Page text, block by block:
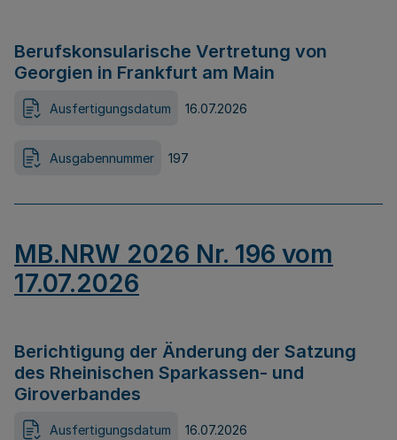
Berufskonsularische Vertretung von
Georgien in Frankfurt am Main
Ausfertigungsdatum 16.07.2026
Ausgabennummer 197
MB.NRW 2026 Nr. 196 vom
17.07.2026
Berichtigung der Änderung der Satzung
des Rheinischen Sparkassen- und
Giroverbandes
Ausfertigungsdatum 16.07.2026